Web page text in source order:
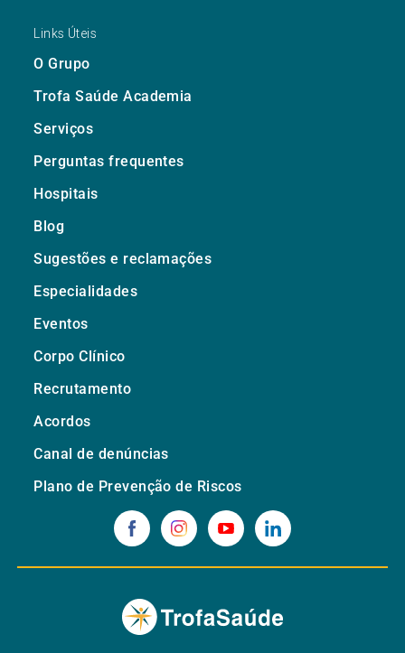
Links Úteis
O Grupo
Trofa Saúde Academia
Serviços
Perguntas frequentes
Hospitais
Blog
Sugestões e reclamações
Especialidades
Eventos
Corpo Clínico
Recrutamento
Acordos
Canal de denúncias
Plano de Prevenção de Riscos